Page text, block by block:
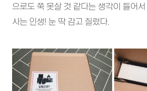
으로도 쭉 못살 것 같다는 생각이 들어
사는 인생! 눈 딱 감고 질렀다.